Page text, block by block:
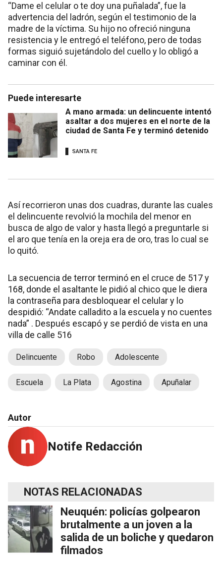
“Dame el celular o te doy una puñalada”, fue la
advertencia del ladrón, según el testimonio de la
madre de la víctima. Su hijo no ofreció ninguna
resistencia y le entregó el teléfono, pero de todas
formas siguió sujetándolo del cuello y lo obligó a
caminar con él.
Puede interesarte
A mano armada: un delincuente intentó
asaltar a dos mujeres en el norte de la
ciudad de Santa Fe y terminó detenido
SANTA FE
Así recorrieron unas dos cuadras, durante las cuales
el delincuente revolvió la mochila del menor en
busca de algo de valor y hasta llegó a preguntarle si
el aro que tenía en la oreja era de oro, tras lo cual se
lo quitó.
La secuencia de terror terminó en el cruce de 517 y
168, donde el asaltante le pidió al chico que le diera
la contraseña para desbloquear el celular y lo
despidió: “Andate calladito a la escuela y no cuentes
nada” . Después escapó y se perdió de vista en una
villa de calle 516
Delincuente Robo Adolescente
Escuela La Plata Agostina Apuñalar
Autor
Notife Redacción
NOTAS RELACIONADAS
Neuquén: policías golpearon
brutalmente a un joven a la
salida de un boliche y quedaron
filmados